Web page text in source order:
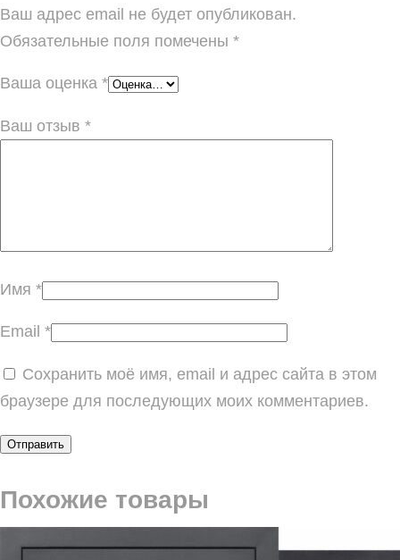
Ваш адрес email не будет опубликован.
Обязательные поля помечены *
Ваша оценка *
Ваш отзыв *
Имя *
Email *
Сохранить моё имя, email и адрес сайта в этом
браузере для последующих моих комментариев.
Похожие товары